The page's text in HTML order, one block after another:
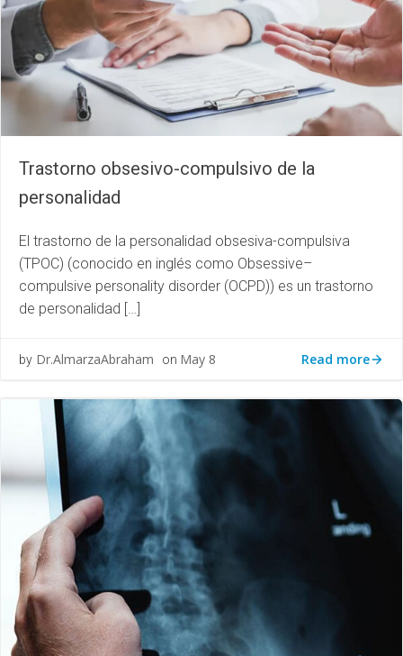
Trastorno obsesivo-compulsivo de la
personalidad
El trastorno de la personalidad obsesiva-compulsiva
(TPOC) (conocido en inglés como Obsessive–
compulsive personality disorder (OCPD)) es un trastorno
de personalidad […]
by Dr.AlmarzaAbraham on May 8 Read more